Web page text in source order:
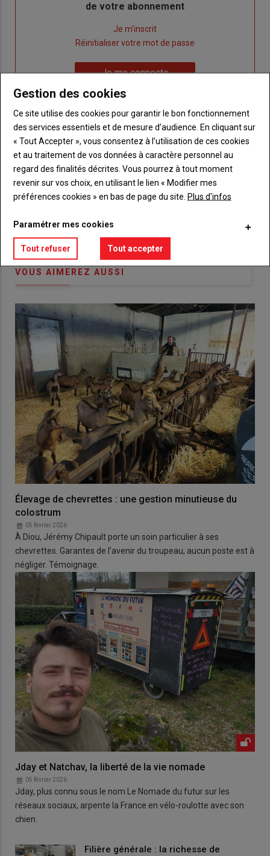
de votre abonnement
nouveau
Je m'inscrit
votre
de
passe"
Réinitialiser votre mot de passe
me
connecte"
Je me connecte
Sous-
titre
Vous n'êtes pas abonné(e)
TITRE CRÉEZ UN COMPTE
BodyChoisissez votre formule et créez votre
compte pour accéder à tout {nom-site}.
Lien Créez un compte
VOUS AIMEREZ AUSSI
Élevage de chevrettes : une gestion minutieuse du
colostrum
05 février 2026
À Diou, Jérémy Chipault porte un soin particulier à ses
chevrettes. Garantes de l'avenir du troupeau, aucun poste est à
négliger. Témoignage.
Jday et Natchav, la liberté de la vie nomade
05 février 2026
Jday, plus connu sous le nom Le Nomade du futur sur les
réseaux sociaux, arpente la France en vélo-roulotte avec son
chien.
Filière générale : la richesse de
Gestion des cookies
Ce site utilise des cookies pour garantir le bon fonctionnement
des services essentiels et de mesure d’audience. En cliquant sur
« Tout Accepter », vous consentez à l’utilisation de ces cookies
et au traitement de vos données à caractère personnel au
regard des finalités décrites. Vous pourrez à tout moment
revenir sur vos choix, en utilisant le lien « Modifier mes
préférences cookies » en bas de page du site. Plus d'infos
Paramétrer mes cookies
Tout refuser Tout accepter